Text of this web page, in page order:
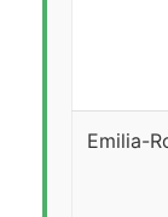
Emilia-